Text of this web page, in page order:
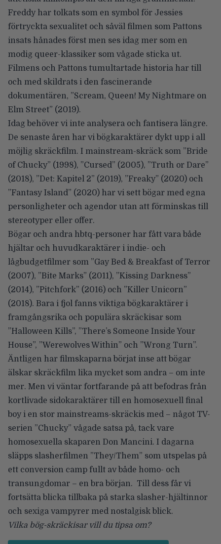
Freddy har tolkats som en symbol för Jessies
förtryckta sexualitet och såväl filmen som Pattons
insats hånades först men ses idag mer som en
modig queer-klassiker som vågade sticka ut.
Filmens och Pattons tumultartade historia har till
och med skildrats i den fascinerande
dokumentären, ”Scream, Queen! My Nightmare on
Elm Street” (2019).
Idag behöver vi inte analysera och fantisera längre.
De senaste åren har vi bögkaraktärer dykt upp i all
möjlig skräckfilm. I mainstream-skräck som ”Bride
of Chucky” (1998), ”Cursed” (2005), ”Truth or Dare”
(2018), ”Det: Kapitel 2” (2019), ”Freaky” (2020) och
”Fantasy Island” (2020) har vi sett bögar med egna
personligheter och agendor utan att förminskas till
stereotyper eller offer.
Bögar och andra hbtq-personer har fått vara både
hjältar och huvudkaraktärer i indie- och
lågbudgetfilmer som ”Gay Bed & Breakfast of Terror
(2007), ”Bite Marks” (2011), ”Kissing Darkness”
(2014), ”Pitchfork” (2016) och ”Killer Unicorn”
(2018). Bara i fjol fanns viktiga bögkaraktärer i
framgångsrika och populära skräckisar som
”Halloween Kills”, ”There’s Someone Inside Your
House”, ”Werewolves Within” och ”Wrong Turn”.
Äntligen har filmskaparna börjat inse att bögar
älskar skräckfilm lika mycket som andra – om inte
mer. Men vi väntar fortfarande på att befodras från
kortlivade sidokaraktärer till en homosexuell final
boy i en stor mainstreams-skräckis med – något TV-
serien ”Chucky” vågade satsa på, tack vare
homosexuella skaparen Don Mancini. I dagarna
släpps slasherfilmen ”They/Them” som utspelas på
ett conversion camp fullt av både homo- och
transungdomar – en bra början. Till dess får vi
fortsätta blicka tillbaka på starka slasher-hjältinnor
och sexiga vampyrer med nostalgisk blick.
Vilka bög-skräckisar vill du tipsa om?